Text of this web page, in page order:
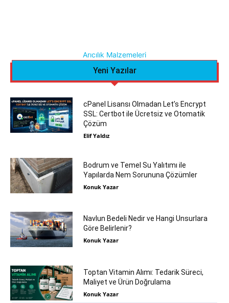
Arıcılık Malzemeleri
Yeni Yazılar
cPanel Lisansı Olmadan Let’s Encrypt
SSL: Certbot ile Ücretsiz ve Otomatik
Çözüm
Elif Yaldız
Bodrum ve Temel Su Yalıtımı ile
Yapılarda Nem Sorununa Çözümler
Konuk Yazar
Navlun Bedeli Nedir ve Hangi Unsurlara
Göre Belirlenir?
Konuk Yazar
Toptan Vitamin Alımı: Tedarik Süreci,
Maliyet ve Ürün Doğrulama
Konuk Yazar